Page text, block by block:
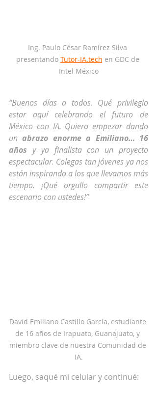
Ing. Paulo César Ramírez Silva
presentando Tutor-IA.tech en GDC de
Intel México
“Buenos días a todos. Qué privilegio
estar aquí celebrando el futuro de
México con IA. Quiero empezar dando
un abrazo enorme a Emiliano… 16
años y ya finalista con un proyecto
espectacular. Colegas tan jóvenes ya nos
están inspirando a los que llevamos más
tiempo. ¡Qué orgullo compartir este
escenario con ustedes!”
David Emiliano Castillo García, estudiante
de 16 años de Irapuato, Guanajuato, y
miembro clave de nuestra Comunidad de
IA.
Luego, saqué mi celular y continué: